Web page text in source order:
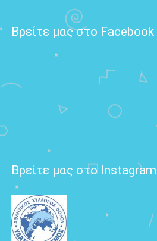
Βρείτε μας στο Facebook
Βρείτε μας στο Instagram